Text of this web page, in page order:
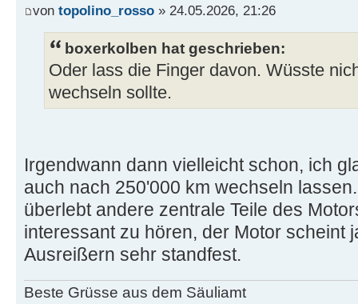
von topolino_rosso » 24.05.2026, 21:26
boxerkolben hat geschrieben:
Oder lass die Finger davon. Wüsste
wechseln sollte.
Irgendwann dann vielleicht schon, ich
auch nach 250'000 km wechseln
überlebt andere zentrale Teile des
interessant zu hören, der Motor scheint
Ausreißern sehr standfest.
Beste Grüsse aus dem Säuliamt